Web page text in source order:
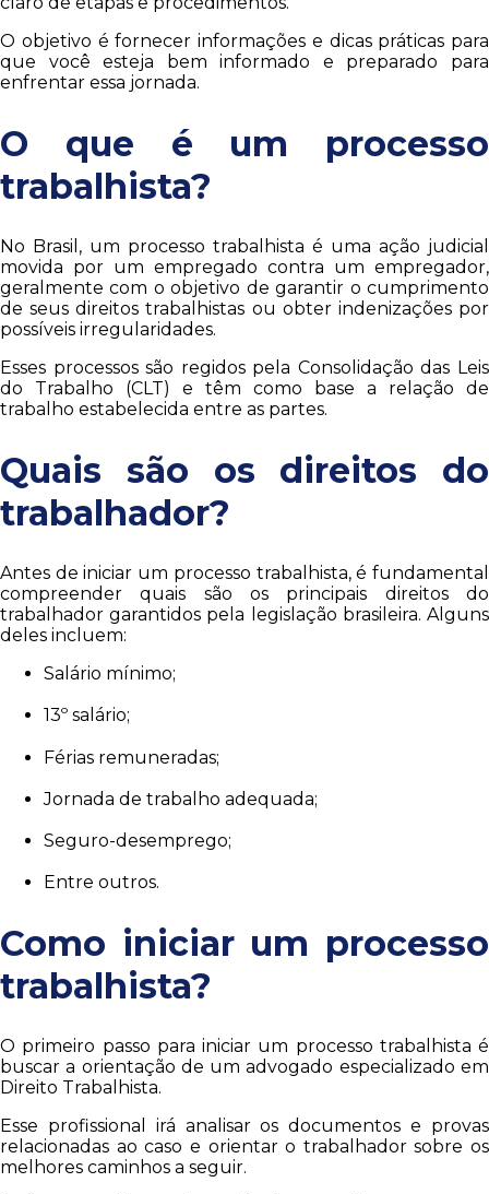
O objetivo é fornecer informações e dicas práticas para
que você esteja bem informado e preparado para
enfrentar essa jornada.
O que é um processo
trabalhista?
No Brasil, um processo trabalhista é uma ação judicial
movida por um empregado contra um empregador,
geralmente com o objetivo de garantir o cumprimento
de seus direitos trabalhistas ou obter indenizações por
possíveis irregularidades.
Esses processos são regidos pela Consolidação das Leis
do Trabalho (CLT) e têm como base a relação de
trabalho estabelecida entre as partes.
Quais são os direitos do
trabalhador?
Antes de iniciar um processo trabalhista, é fundamental
compreender quais são os principais direitos do
trabalhador garantidos pela legislação brasileira. Alguns
deles incluem:
Salário mínimo;
13º salário;
Férias remuneradas;
Jornada de trabalho adequada;
Seguro-desemprego;
Entre outros.
Como iniciar um processo
trabalhista?
O primeiro passo para iniciar um processo trabalhista é
buscar a orientação de um advogado especializado em
Direito Trabalhista.
Esse profissional irá analisar os documentos e provas
relacionadas ao caso e orientar o trabalhador sobre os
melhores caminhos a seguir.